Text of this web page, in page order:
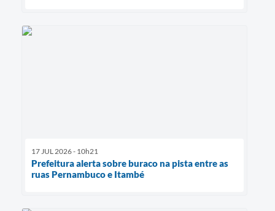
17 JUL 2026 - 10h21
Prefeitura alerta sobre buraco na pista entre as
ruas Pernambuco e Itambé